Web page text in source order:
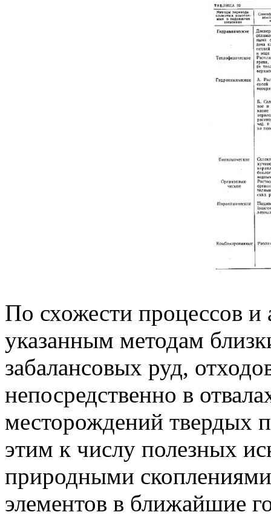
По схожести процессов
указанным методам
забалансовых руд,
непосредственно в
месторождений твердых
этим к числу полезных
природными
элементов в ближайшие